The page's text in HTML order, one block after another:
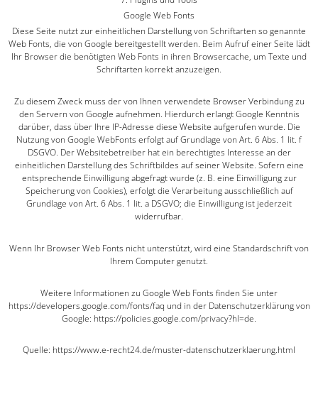
Google Web Fonts
Diese Seite nutzt zur einheitlichen Darstellung von Schriftarten so genannte
Web Fonts, die von Google bereitgestellt werden. Beim Aufruf einer Seite lädt
Ihr Browser die benötigten Web Fonts in ihren Browsercache, um Texte und
Schriftarten korrekt anzuzeigen.
Zu diesem Zweck muss der von Ihnen verwendete Browser Verbindung zu
den Servern von Google aufnehmen. Hierdurch erlangt Google Kenntnis
darüber, dass über Ihre IP-Adresse diese Website aufgerufen wurde. Die
Nutzung von Google WebFonts erfolgt auf Grundlage von Art. 6 Abs. 1 lit. f
DSGVO. Der Websitebetreiber hat ein berechtigtes Interesse an der
einheitlichen Darstellung des Schriftbildes auf seiner Website. Sofern eine
entsprechende Einwilligung abgefragt wurde (z. B. eine Einwilligung zur
Speicherung von Cookies), erfolgt die Verarbeitung ausschließlich auf
Grundlage von Art. 6 Abs. 1 lit. a DSGVO; die Einwilligung ist jederzeit
widerrufbar.
Wenn Ihr Browser Web Fonts nicht unterstützt, wird eine Standardschrift von
Ihrem Computer genutzt.
Weitere Informationen zu Google Web Fonts finden Sie unter
https://developers.google.com/fonts/faq und in der Datenschutzerklärung von
Google: https://policies.google.com/privacy?hl=de.
Quelle: https://www.e-recht24.de/muster-datenschutzerklaerung.html